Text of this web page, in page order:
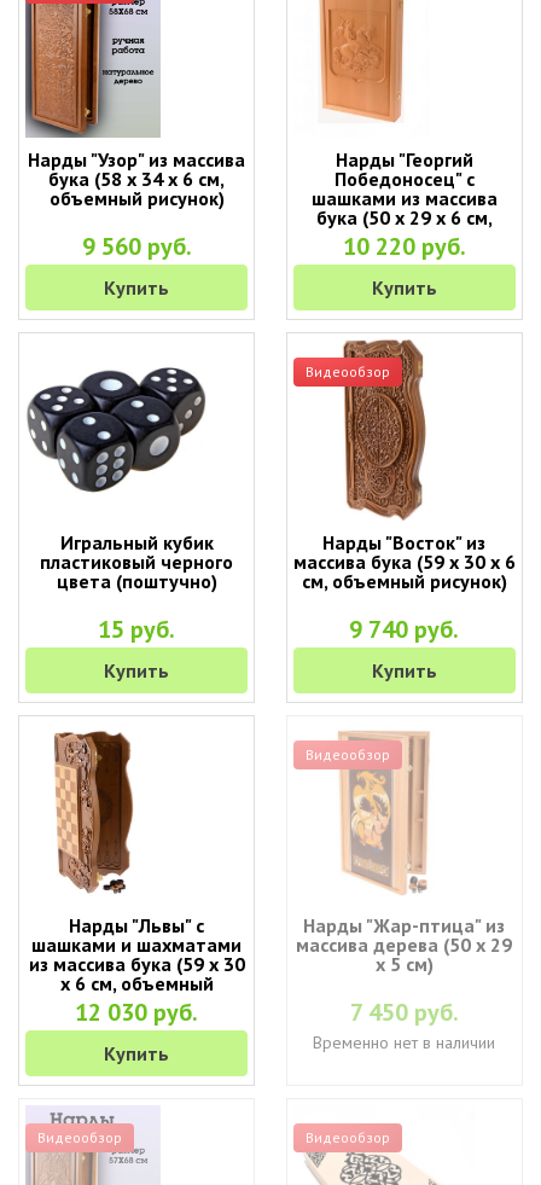
Нарды "Узор" из массива
бука (58 x 34 x 6 см,
объемный рисунок)
9 560 руб.
Купить
Нарды "Георгий
Победоносец" с
шашками из массива
бука (50 x 29 x 6 см,
объемный рисунок)
10 220 руб.
Купить
Игральный кубик
пластиковый черного
цвета (поштучно)
15 руб.
Купить
Видеообзор
Нарды "Восток" из
массива бука (59 x 30 x 6
см, объемный рисунок)
9 740 руб.
Купить
Нарды "Львы" с
шашками и шахматами
из массива бука (59 x 30
x 6 см, объемный
рисунок)
12 030 руб.
Купить
Видеообзор
Нарды "Жар-птица" из
массива дерева (50 х 29
х 5 см)
7 450 руб.
Временно нет в наличии
Видеообзор Видеообзор